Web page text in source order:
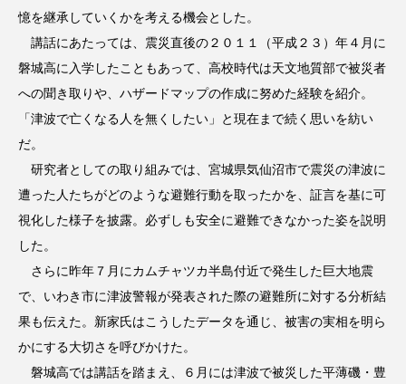
憶を継承していくかを考える機会とした。
講話にあたっては、震災直後の２０１１（平成２３）年４月に
磐城高に入学したこともあって、高校時代は天文地質部で被災者
への聞き取りや、ハザードマップの作成に努めた経験を紹介。
「津波で亡くなる人を無くしたい」と現在まで続く思いを紡い
だ。
研究者としての取り組みでは、宮城県気仙沼市で震災の津波に
遭った人たちがどのような避難行動を取ったかを、証言を基に可
視化した様子を披露。必ずしも安全に避難できなかった姿を説明
した。
さらに昨年７月にカムチャツカ半島付近で発生した巨大地震
で、いわき市に津波警報が発表された際の避難所に対する分析結
果も伝えた。新家氏はこうしたデータを通じ、被害の実相を明ら
かにする大切さを呼びかけた。
磐城高では講話を踏まえ、６月には津波で被災した平薄磯・豊